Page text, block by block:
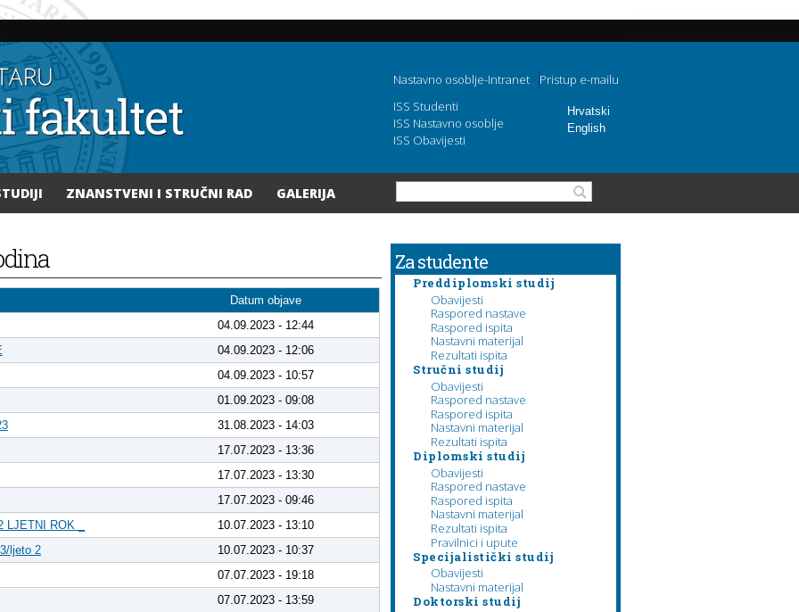
glavni
Hrvatski
English
Nastavno osoblje-Intranet
Pristup e-mailu
ISS Studenti
ISS Nastavno osoblje
ISS Obavijesti
ZNANSTVENI I STRUČNI RAD GALERIJA Obrazac pretraživanja
Datum objave
04.09.2023 - 12:44
04.09.2023 - 12:06
04.09.2023 - 10:57
01.09.2023 - 09:08
31.08.2023 - 14:03
17.07.2023 - 13:36
17.07.2023 - 13:30
17.07.2023 - 09:46
ROK _
10.07.2023 - 13:10
ljeto 2
10.07.2023 - 10:37
07.07.2023 - 19:18
07.07.2023 - 13:59
Za studente
Preddiplomski studij
Obavijesti
Raspored nastave
Raspored ispita
Nastavni materijal
Rezultati ispita
Stručni studij
Obavijesti
Raspored nastave
Raspored ispita
Nastavni materijal
Rezultati ispita
Diplomski studij
Obavijesti
Raspored nastave
Raspored ispita
Nastavni materijal
Rezultati ispita
Pravilnici i upute
Specijalistički studij
Obavijesti
Nastavni materijal
Doktorski studij